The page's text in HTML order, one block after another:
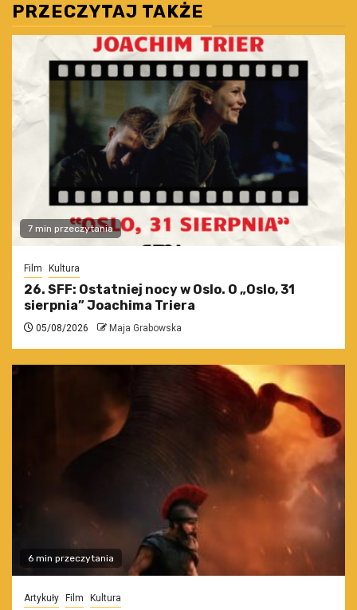
PRZECZYTAJ TAKŻE
7 min przeczytania
Film Kultura
26. SFF: Ostatniej nocy w Oslo. O „Oslo, 31
sierpnia” Joachima Triera
05/08/2026 Maja Grabowska
6 min przeczytania
Artykuły Film Kultura